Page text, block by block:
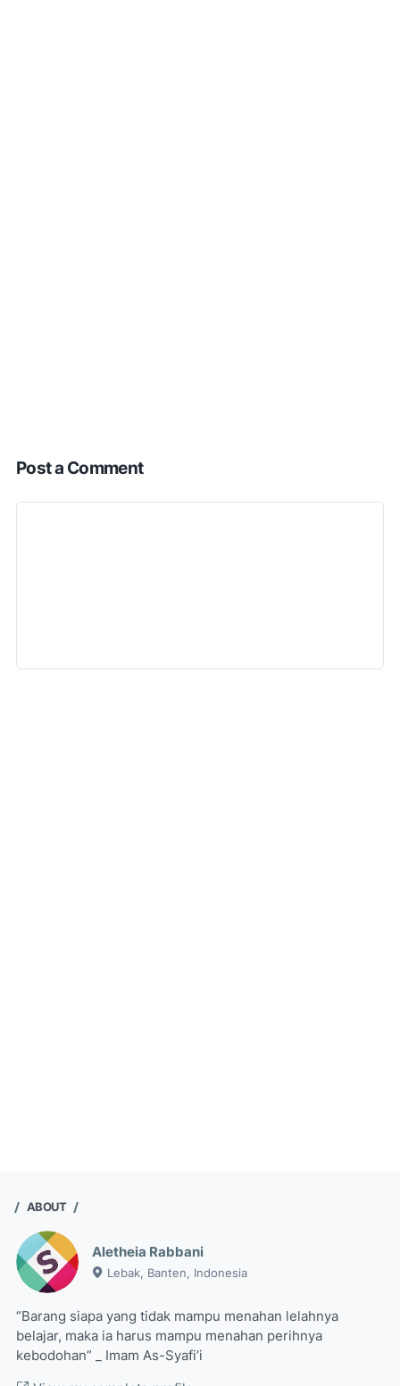
Post a Comment
ABOUT
Aletheia Rabbani
Lebak, Banten, Indonesia
“Barang siapa yang tidak mampu menahan lelahnya
belajar, maka ia harus mampu menahan perihnya
kebodohan” _ Imam As-Syafi’i